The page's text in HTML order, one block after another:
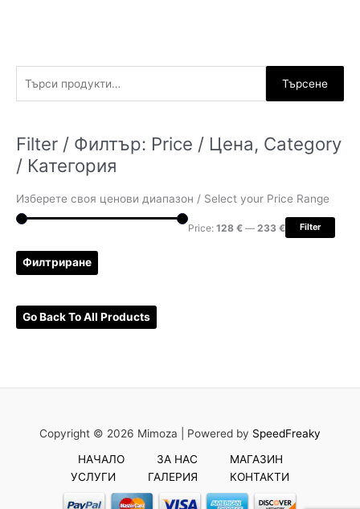
с
е
е
з
а
:
Търсене
Filter / Филтър: Price / Цена, Category
/ Категория
Изберете своя ценови диапазон / Select your Price Range
Filter
Price: 128 €— 233 €
Филтриране
Go Back To All Products
Copyright © 2026 Mimoza | Powered by SpeedFreaky
НАЧАЛО
ЗА НАС
МАГАЗИН
УСЛУГИ
ГАЛЕРИЯ КОНТАКТИ